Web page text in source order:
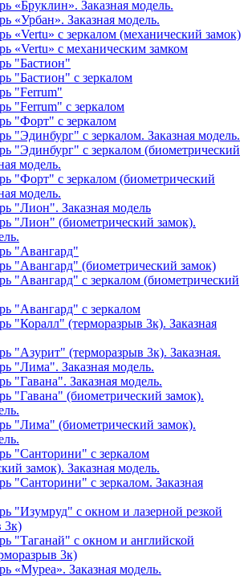
«Бруклин». Заказная модель.
«Урбан». Заказная модель.
«Vertu» с зеркалом (механический замок)
«Vertu» с механическим замком
"Бастион"
"Бастион" с зеркалом
"Ferrum"
"Ferrum" с зеркалом
"Форт" с зеркалом
"Эдинбург" с зеркалом. Заказная модель.
"Эдинбург" с зеркалом (биометрический
модель.
"Форт" с зеркалом (биометрический
модель.
"Лион". Заказная модель
"Лион" (биометрический замок).
"Авангард"
"Авангард" (биометрический замок)
"Авангард" с зеркалом (биометрический
"Авангард" с зеркалом
"Коралл" (терморазрыв 3к). Заказная
"Азурит" (терморазрыв 3к). Заказная.
"Лима". Заказная модель.
"Гавана". Заказная модель.
"Гавана" (биометрический замок).
"Лима" (биометрический замок).
"Санторини" с зеркалом
замок). Заказная модель.
"Санторини" с зеркалом. Заказная
"Изумруд" с окном и лазерной резкой
3к)
"Таганай" с окном и английской
3к)
«Муреа». Заказная модель.